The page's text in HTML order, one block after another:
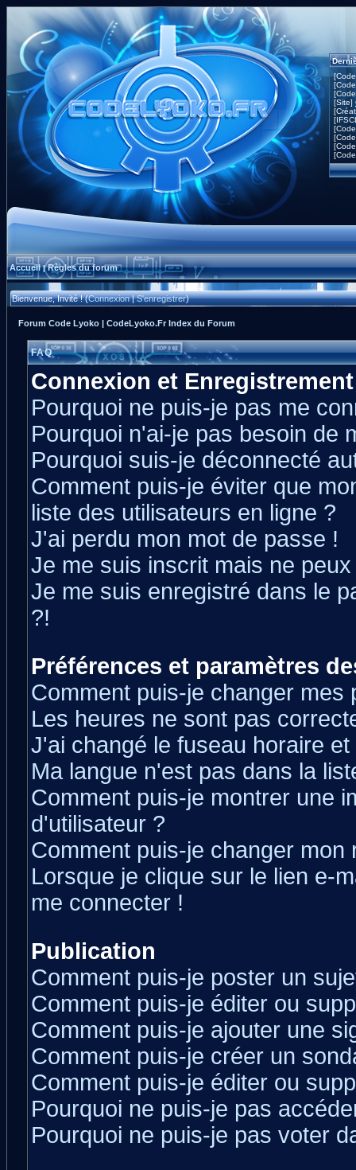
[Site]
Accueil|Règles du forum
Bienvenue, Invité ! (Connexion|S'enregistrer)
Forum Code Lyoko | CodeLyoko.Fr Index du Forum
FAQ
Connexion et Enregistrement
Pourquoi ne puis-je pas me
Pourquoi n'ai-je pas besoin de
Pourquoi suis-je déconnecté
Comment puis-je éviter que
liste des utilisateurs en ligne ?
J'ai perdu mon mot de passe !
Je me suis inscrit mais ne
Je me suis enregistré dans le
?!
Préférences et paramètres
Comment puis-je changer mes
Les heures ne sont pas
J'ai changé le fuseau horaire
Ma langue n'est pas dans la
Comment puis-je montrer une
d'utilisateur ?
Comment puis-je changer mon
Lorsque je clique sur le lien e-
me connecter !
Publication
Comment puis-je poster un
Comment puis-je éditer ou
Comment puis-je ajouter une
Comment puis-je créer un
Comment puis-je éditer ou
Pourquoi ne puis-je pas
Pourquoi ne puis-je pas voter